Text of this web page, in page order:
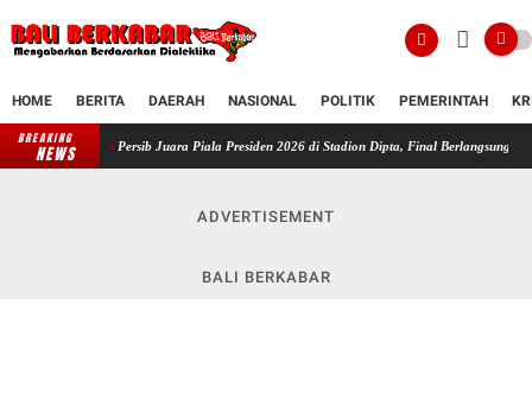
HOME BERITA DAERAH NASIONAL POLITIK PEMERINTAH
BREAKING
NEWS
Persib Juara Piala Presiden 2026 di Stadion Dipta, Final Berlangsung Aman dan Tertib
ADVERTISEMENT
BALI BERKABAR